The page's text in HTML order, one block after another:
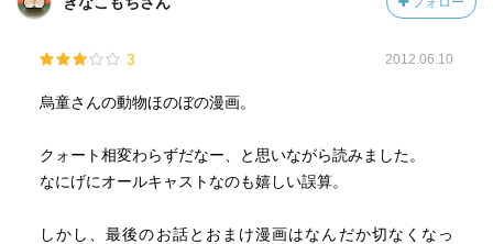
3 2012.06.10
烏童さんの動物ほのぼの漫画。
クォート相変わらずだなー、と思いながら読みました。
なにげにオールキャストなのも嬉しい誤算。
しかし、最後のお話とおまけ漫画はなんだか切なくなっ